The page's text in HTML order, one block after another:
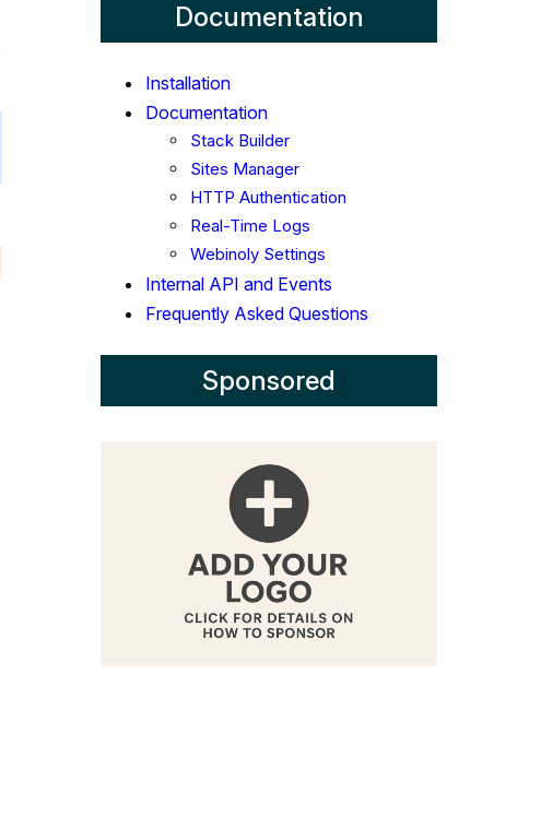
Documentation
Installation
Documentation
Stack Builder
Sites Manager
HTTP Authentication
Real-Time Logs
Webinoly Settings
Internal API and Events
Frequently Asked Questions
Sponsored